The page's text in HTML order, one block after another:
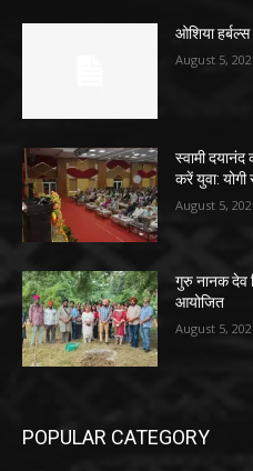
ओशिया
August 5,
स्वामी
करें युवा: योगी
August 5,
गुरु नानक देव
आयोजित
August 5,
POPULAR CATEGORY